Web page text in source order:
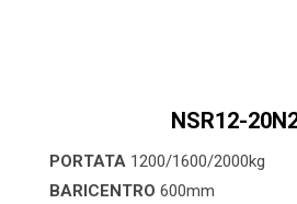
NSR12-
PORTATA1200/1600/2000kg
BARICENTRO 600mm